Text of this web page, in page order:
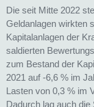
Die seit Mitte 2022
Geldanlagen wirkten
Kapitalanlagen der
saldierten
zum Bestand der
2021 auf -6,6 % im
Lasten von 0,3 % im
Dadurch lag auch